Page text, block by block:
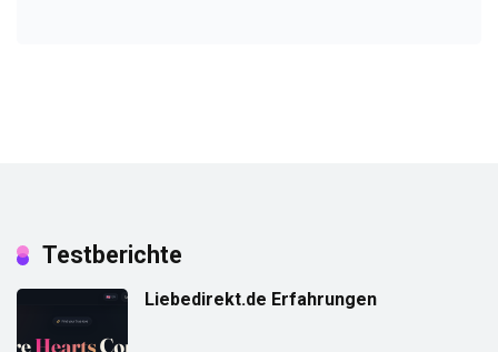
Testberichte
Liebedirekt.de Erfahrungen